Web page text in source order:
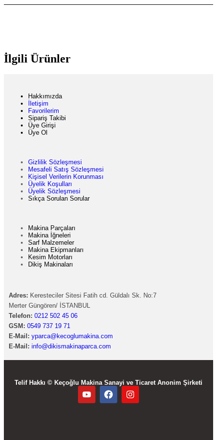
İlgili Ürünler
Hakkımızda
İletişim
Favorilerim
Sipariş Takibi
Üye Girişi
Üye Ol
Gizlilik Sözleşmesi
Mesafeli Satış Sözleşmesi
Kişisel Verilerin Korunması
Üyelik Koşulları
Üyelik Sözleşmesi
Sıkça Sorulan Sorular
Makina Parçaları
Makina İğneleri
Sarf Malzemeler
Makina Ekipmanları
Kesim Motorları
Dikiş Makinaları
Adres: Keresteciler Sitesi Fatih cd. Güldalı Sk. No:7
Merter Güngören/ İSTANBUL
Telefon: 0212 502 45 06
GSM: 0549 737 19 71
E-Mail: yparca@kecoglumakina.com
E-Mail: info@dikismakinaparca.com
Telif Hakkı © Keçoğlu Makina Sanayi ve Ticaret Anonim Şirketi